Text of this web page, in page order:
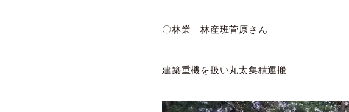
〇林業 林産班菅原さん
建築重機を扱い丸太集積運搬